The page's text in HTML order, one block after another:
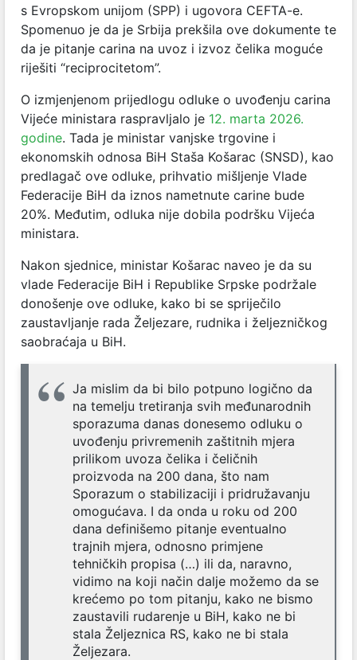
s Evropskom unijom (SPP) i ugovora CEFTA-e.
Spomenuo je da je Srbija prekšila ove dokumente te
da je pitanje carina na uvoz i izvoz čelika moguće
riješiti “reciprocitetom”.
O izmjenjenom prijedlogu odluke o uvođenju carina
Vijeće ministara raspravljalo je 12. marta 2026.
godine. Tada je ministar vanjske trgovine i
ekonomskih odnosa BiH Staša Košarac (SNSD), kao
predlagač ove odluke, prihvatio mišljenje Vlade
Federacije BiH da iznos nametnute carine bude
20%. Međutim, odluka nije dobila podršku Vijeća
ministara.
Nakon sjednice, ministar Košarac naveo je da su
vlade Federacije BiH i Republike Srpske podržale
donošenje ove odluke, kako bi se spriječilo
zaustavljanje rada Željezare, rudnika i željezničkog
saobraćaja u BiH.
Ja mislim da bi bilo potpuno logično da
na temelju tretiranja svih međunarodnih
sporazuma danas donesemo odluku o
uvođenju privremenih zaštitnih mjera
prilikom uvoza čelika i čeličnih
proizvoda na 200 dana, što nam
Sporazum o stabilizaciji i pridružavanju
omogućava. I da onda u roku od 200
dana definišemo pitanje eventualno
trajnih mjera, odnosno primjene
tehničkih propisa (…) ili da, naravno,
vidimo na koji način dalje možemo da se
krećemo po tom pitanju, kako ne bismo
zaustavili rudarenje u BiH, kako ne bi
stala Željeznica RS, kako ne bi stala
Željezara.